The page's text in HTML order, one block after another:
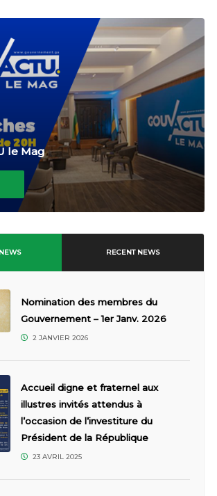
le Mag
RECENT NEWS
Nomination des membres du
Gouvernement – 1er Janv. 2026
2 JANVIER 2026
Accueil digne et fraternel aux
illustres invités attendus à
l’occasion de l’investiture du
Président de la République
23 AVRIL 2025